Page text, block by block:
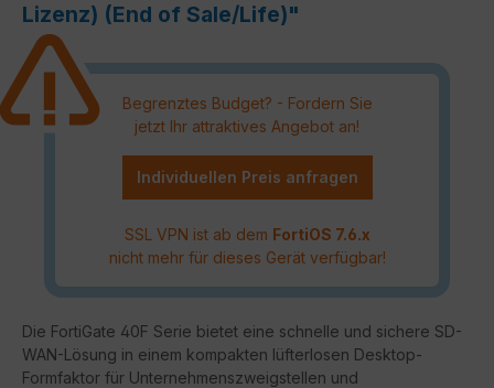
Lizenz) (End of Sale/Life)"
Begrenztes Budget? - Fordern Sie
jetzt Ihr attraktives Angebot an!
Individuellen Preis anfragen
SSL VPN ist ab dem FortiOS 7.6.x
nicht mehr für dieses Gerät verfügbar!
Die FortiGate 40F Serie bietet eine schnelle und sichere SD-
WAN-Lösung in einem kompakten lüfterlosen Desktop-
Formfaktor für Unternehmenszweigstellen und